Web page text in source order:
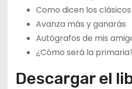
Como dicen los clásicos
Avanza más y ganarás
Autógrafos de mis
¿Cómo será la
Descargar el